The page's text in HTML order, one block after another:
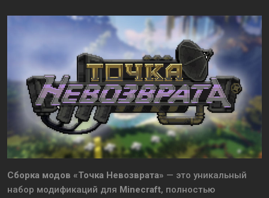
Сборка модов «Точка Невозврата» — это уникальный
набор модификаций для Minecraft, полностью